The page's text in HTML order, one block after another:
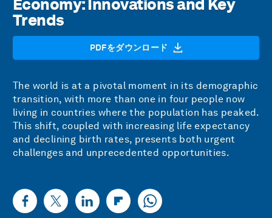
Economy: Innovations and Key
Trends
PDFをダウンロード
The world is at a pivotal moment in its demographic
transition, with more than one in four people now
living in countries where the population has peaked.
This shift, coupled with increasing life expectancy
and declining birth rates, presents both urgent
challenges and unprecedented opportunities.